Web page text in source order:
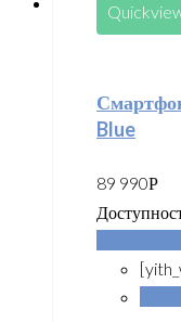
Blue
89 990Р